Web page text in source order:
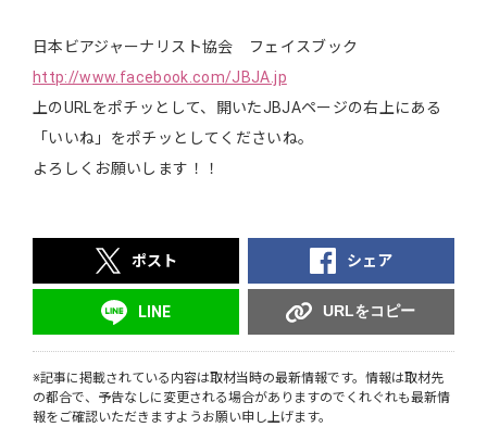
日本ビアジャーナリスト協会 フェイスブック
http://www.facebook.com/JBJA.jp
上のURLをポチッとして、開いたJBJAページの右上にある
「いいね」をポチッとしてくださいね。
よろしくお願いします！！
ポスト シェア
LINE URLをコピー
※記事に掲載されている内容は取材当時の最新情報です。情報は取材先
の都合で、予告なしに変更される場合がありますのでくれぐれも最新情
報をご確認いただきますようお願い申し上げます。